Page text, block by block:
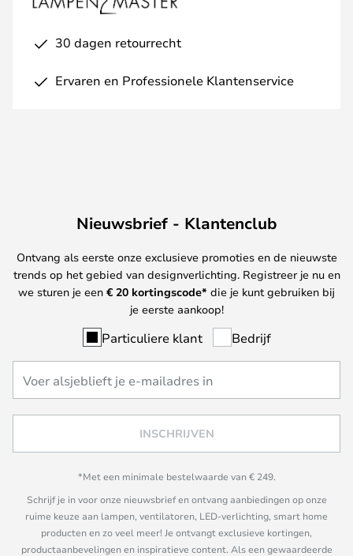
30 dagen retourrecht
Ervaren en Professionele Klantenservice
Nieuwsbrief - Klantenclub
Ontvang als eerste onze exclusieve promoties en de nieuwste
trends op het gebied van designverlichting. Registreer je nu en
we sturen je een € 20 kortingscode* die je kunt gebruiken bij
je eerste aankoop!
Particuliere klant Bedrijf
INSCHRIJVEN
*Met een minimale bestelwaarde van € 249.
Schrijf je in voor onze nieuwsbrief en ontvang aanbiedingen op onze
ruime keuze aan lampen, ventilatoren, LED-verlichting, smart home
producten en zo veel meer! Je ontvangt exclusieve kortingen,
productaanbevelingen en inspiratieve content. Als een gewaardeerde